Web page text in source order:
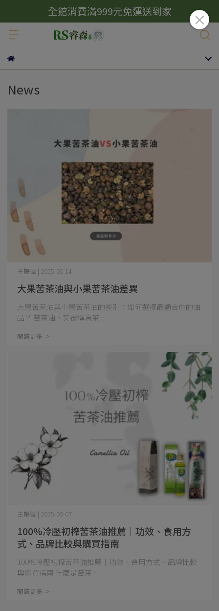
全館消費滿999元免運送到家
News
大果苦茶油與小果苦茶油差異
主帳號 | 2025-03-14
大果苦茶油與小果苦茶油的差別：如何選擇最適合你的油
品？ 苦茶油，又被稱為茶⋯
閱讀更多 ->
100%冷壓初榨苦茶油推薦｜功效、食用方
式、品牌比較與購買指南
主帳號 | 2025-03-07
100%冷壓初榨苦茶油推薦｜功效、食用方式、品牌比較
與購買指南 什麼是苦茶⋯
閱讀更多 ->